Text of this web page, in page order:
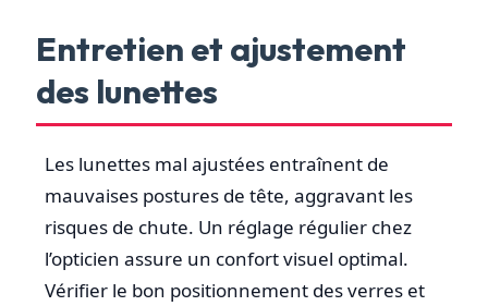
Entretien et ajustement
des lunettes
Les lunettes mal ajustées entraînent de
mauvaises postures de tête, aggravant les
risques de chute. Un réglage régulier chez
l’opticien assure un confort visuel optimal.
Vérifier le bon positionnement des verres et